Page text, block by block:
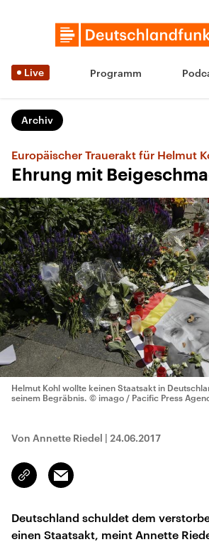
Live Programm
Archiv
Europäischer Trauerakt für Helmut
Ehrung mit
Helmut Kohl wollte keinen Staatsakt in
seinem Begräbnis. © imago / Pacific Press
Von Annette Riedel | 24.06.2017
Link
kopieren/teilen
Email
Deutschland schuldet dem
einen Staatsakt, meint Annette